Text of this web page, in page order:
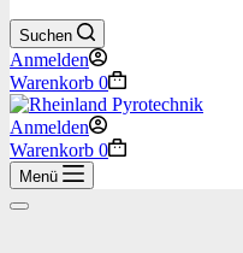
Suchen
Anmelden
Warenkorb 0
Anmelden
Warenkorb 0
Menü